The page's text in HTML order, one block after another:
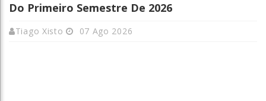
Do Primeiro Semestre De 2026
Tiago Xisto 07 Ago 2026